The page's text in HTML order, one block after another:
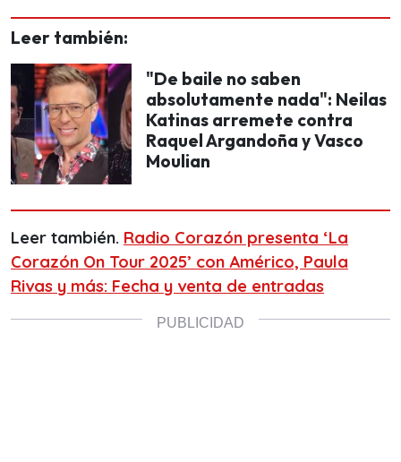
Leer también:
"De baile no saben
absolutamente nada": Neilas
Katinas arremete contra
Raquel Argandoña y Vasco
Moulian
Leer también. Radio Corazón presenta ‘La
Corazón On Tour 2025’ con Américo, Paula
Rivas y más: Fecha y venta de entradas